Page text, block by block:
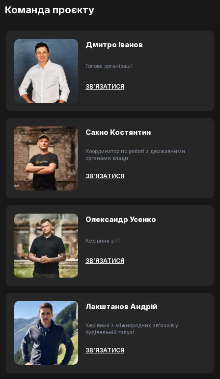
Команда проєкту
Дмитро Іванов
Голова організації
ЗВ’ЯЗАТИСЯ
Сахно Костянтин
Координатор по роботі з державними
органами влади
ЗВ’ЯЗАТИСЯ
Олександр Усенко
Керівник з ІТ
ЗВ’ЯЗАТИСЯ
Лакштанов Андрій
Керівник з міжнародних зв'язків у
будівельній галузі
ЗВ’ЯЗАТИСЯ